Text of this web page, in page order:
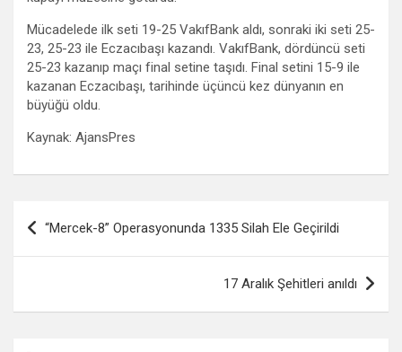
Mücadelede ilk seti 19-25 VakıfBank aldı, sonraki iki seti 25-
23, 25-23 ile Eczacıbaşı kazandı. VakıfBank, dördüncü seti
25-23 kazanıp maçı final setine taşıdı. Final setini 15-9 ile
kazanan Eczacıbaşı, tarihinde üçüncü kez dünyanın en
büyüğü oldu.
Kaynak: AjansPres
Yazı
gezinmesi
“Mercek-8” Operasyonunda 1335 Silah Ele Geçirildi
17 Aralık Şehitleri anıldı